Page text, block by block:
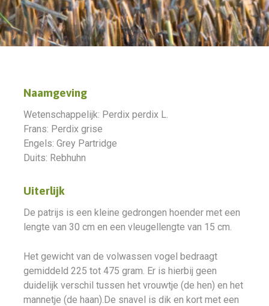
Naamgeving
Wetenschappelijk: Perdix perdix L.
Frans: Perdix grise
Engels: Grey Partridge
Duits: Rebhuhn
Uiterlijk
De patrijs is een kleine gedrongen hoender met een
lengte van 30 cm en een vleugellengte van 15 cm.
Het gewicht van de volwassen vogel bedraagt
gemiddeld 225 tot 475 gram. Er is hierbij geen
duidelijk verschil tussen het vrouwtje (de hen) en het
mannetje (de haan).De snavel is dik en kort met een